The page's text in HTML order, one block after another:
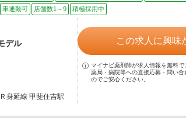
車通勤可 店舗数1～9 積極採用中
デル
身延線 甲斐住吉駅
この求人に興味
マイナビ薬剤師が求人情報を無料で
薬局・病院等への直接応募・問い合
のでご安心ください。